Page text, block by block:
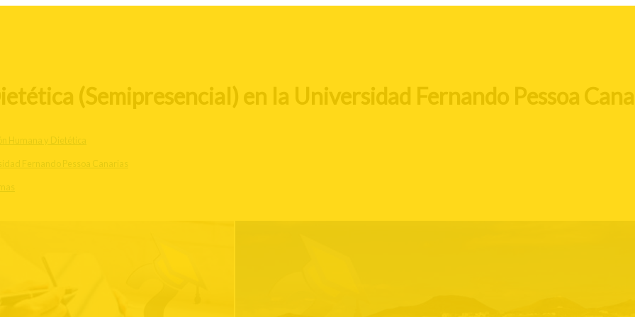
(Semipresencial) en la Universidad Fernando Pessoa
Humana y Dietética
Fernando Pessoa Canarias